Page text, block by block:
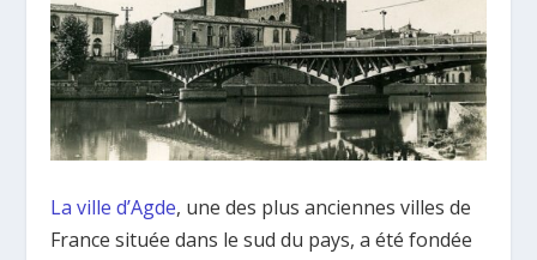
La ville d’Agde, une des plus anciennes villes de
France située dans le sud du pays, a été fondée